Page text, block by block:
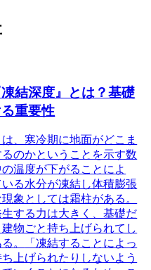
結深度』とは？基礎
重要性
は、寒冷期に地面がどこま
のかということを示す数
温度が下がることによ
いる水分が凍結し体積膨張
象としては霜柱がある。
する力は大きく、基礎だ
物ごと持ち上げられてし
。
「凍結することによっ
上げられたりしないよう